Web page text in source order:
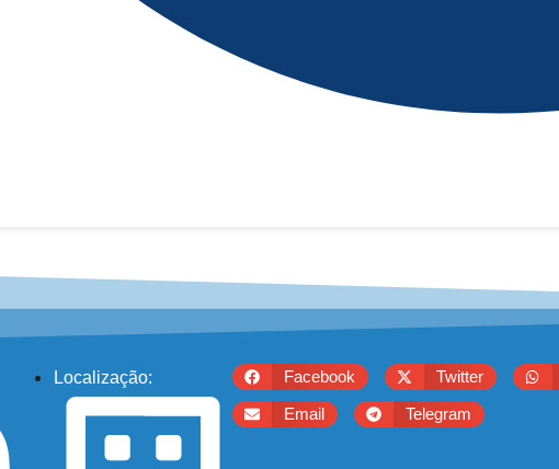
Localização: Facebook Twitter
Email
Telegram